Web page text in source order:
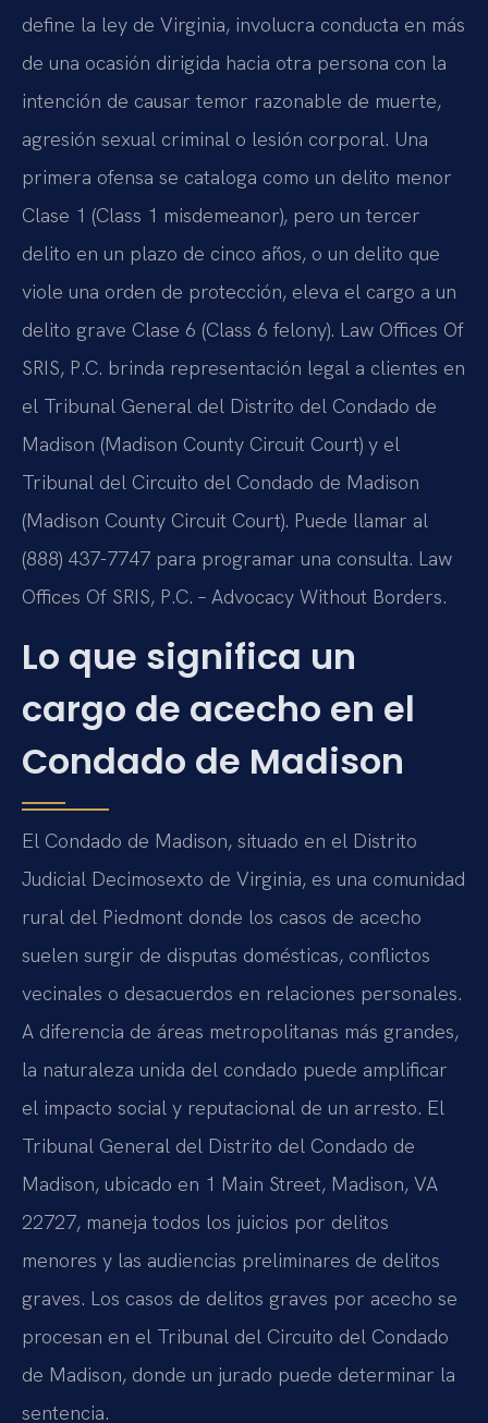
define la ley de Virginia, involucra conducta en más
de una ocasión dirigida hacia otra persona con la
intención de causar temor razonable de muerte,
agresión sexual criminal o lesión corporal. Una
primera ofensa se cataloga como un delito menor
Clase 1 (Class 1 misdemeanor), pero un tercer
delito en un plazo de cinco años, o un delito que
viole una orden de protección, eleva el cargo a un
delito grave Clase 6 (Class 6 felony). Law Offices Of
SRIS, P.C. brinda representación legal a clientes en
el Tribunal General del Distrito del Condado de
Madison (Madison County Circuit Court) y el
Tribunal del Circuito del Condado de Madison
(Madison County Circuit Court). Puede llamar al
(888) 437-7747 para programar una consulta. Law
Offices Of SRIS, P.C. – Advocacy Without Borders.
Lo que significa un
cargo de acecho en el
Condado de Madison
El Condado de Madison, situado en el Distrito
Judicial Decimosexto de Virginia, es una comunidad
rural del Piedmont donde los casos de acecho
suelen surgir de disputas domésticas, conflictos
vecinales o desacuerdos en relaciones personales.
A diferencia de áreas metropolitanas más grandes,
la naturaleza unida del condado puede amplificar
el impacto social y reputacional de un arresto. El
Tribunal General del Distrito del Condado de
Madison, ubicado en 1 Main Street, Madison, VA
22727, maneja todos los juicios por delitos
menores y las audiencias preliminares de delitos
graves. Los casos de delitos graves por acecho se
procesan en el Tribunal del Circuito del Condado
de Madison, donde un jurado puede determinar la
sentencia.